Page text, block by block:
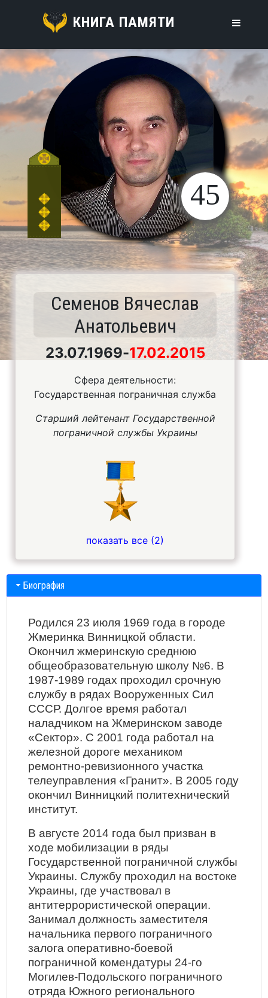
КНИГА ПАМЯТИ
45
Семенов Вячеслав
Анатольевич
23.07.1969-17.02.2015
Сфера деятельности:
Государственная пограничная служба
Старший лейтенант Государственной
пограничной службы Украины
показать все (2)
Биография
Родился 23 июля 1969 года в городе
Жмеринка Винницкой области.
Окончил жмеринскую среднюю
общеобразовательную школу №6. В
1987-1989 годах проходил срочную
службу в рядах Вооруженных Сил
СССР. Долгое время работал
наладчиком на Жмеринском заводе
«Сектор». С 2001 года работал на
железной дороге механиком
ремонтно-ревизионного участка
телеуправления «Гранит». В 2005 году
окончил Винницкий политехнический
институт.
В августе 2014 года был призван в
ходе мобилизации в ряды
Государственной пограничной службы
Украины. Службу проходил на востоке
Украины, где участвовал в
антитеррористической операции.
Занимал должность заместителя
начальника первого пограничного
залога оперативно-боевой
пограничной комендатуры 24-го
Могилев-Подольского пограничного
отряда Южного регионального